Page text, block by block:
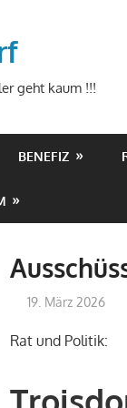
geht kaum !!!
BENEFIZ
19. März 2026
Rat und Politik: